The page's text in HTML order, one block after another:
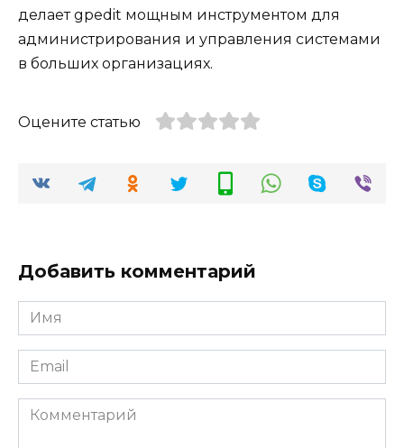
делает gpedit мощным инструментом для
администрирования и управления системами
в больших организациях.
Оцените статью
Добавить комментарий
Имя
*
Email
*
Комментарий